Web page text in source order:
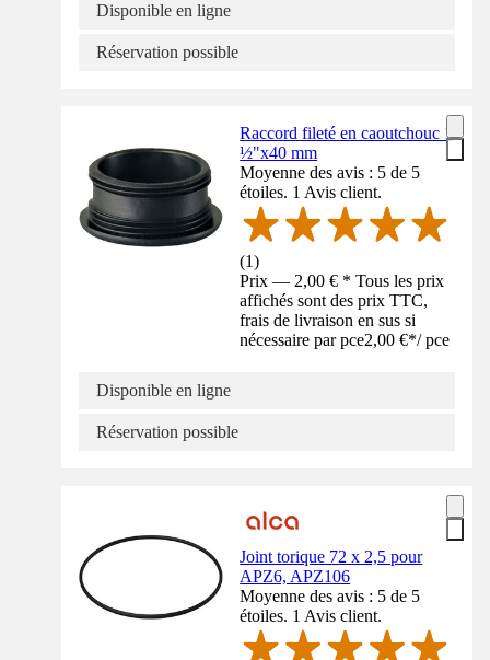
Disponible en ligne
Réservation possible
Raccord fileté en caoutchouc 1
½"x40 mm
Moyenne des avis : 5 de 5
étoiles. 1 Avis client.
(1)
Prix — 2,00 € * Tous les prix
affichés sont des prix TTC,
frais de livraison en sus si
nécessaire par pce2,00 €*/ pce
Disponible en ligne
Réservation possible
Joint torique 72 x 2,5 pour
APZ6, APZ106
Moyenne des avis : 5 de 5
étoiles. 1 Avis client.